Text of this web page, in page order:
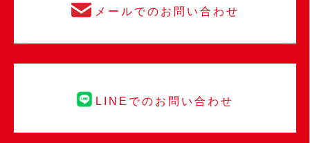
メールでのお問い合わせ
LINEでのお問い合わせ